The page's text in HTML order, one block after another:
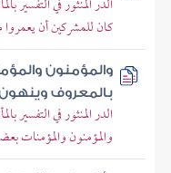
الدر المنثور في التفسير
كان للمشركين أن
والمؤمنون
بالمعروف
الدر المنثور في التفسير
والمؤمنون والمؤمنات